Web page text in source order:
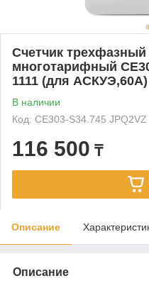
Счетчик
многотарифный
1111 (для АСКУЭ,60А)
В наличии
Код: CE303-S34.745 JPQ2VZ
116 500 ₸
Описание
Описание